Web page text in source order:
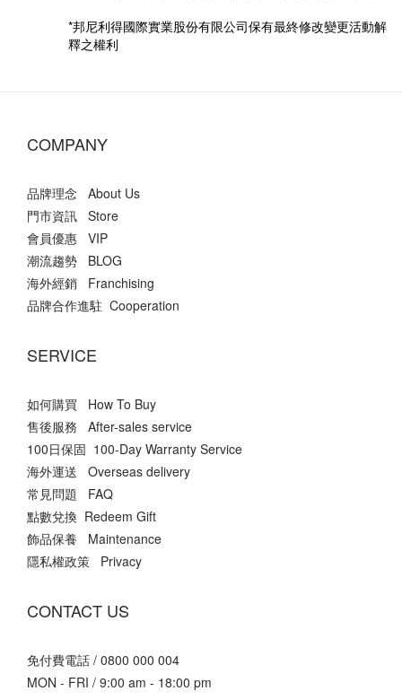
*邦尼利得國際實業股份有限公司保有最終修改變更活動解
釋之權利
COMPANY
品牌理念 About Us
門市資訊 Store
會員優惠 VIP
潮流趨勢 BLOG
海外經銷 Franchising
品牌合作進駐 Cooperation
SERVICE
如何購買 How To Buy
售後服務 After-sales service
100日保固 100-Day Warranty Service
海外運送 Overseas delivery
常見問題 FAQ
點數兌換 Redeem Gift
飾品保養 Maintenance
隱私權政策 Privacy
CONTACT US
免付費電話 / 0800 000 004
MON - FRI / 9:00 am - 18:00 pm